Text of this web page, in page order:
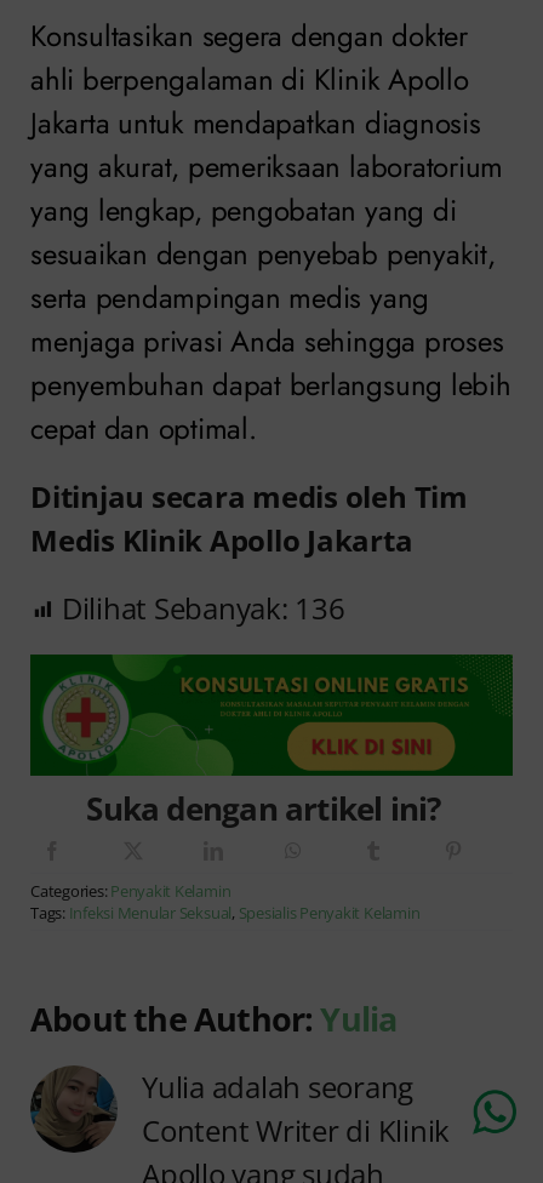
Konsultasikan segera dengan dokter
ahli berpengalaman di Klinik Apollo
Jakarta untuk mendapatkan diagnosis
yang akurat, pemeriksaan laboratorium
yang lengkap, pengobatan yang di
sesuaikan dengan penyebab penyakit,
serta pendampingan medis yang
menjaga privasi Anda sehingga proses
penyembuhan dapat berlangsung lebih
cepat dan optimal.
Ditinjau secara medis oleh Tim
Medis Klinik Apollo Jakarta
Dilihat Sebanyak: 136
Suka dengan artikel ini?
Categories: Penyakit Kelamin
Tags: Infeksi Menular Seksual, Spesialis Penyakit Kelamin
About the Author:Yulia
Yulia adalah seorang
Content Writer di Klinik
Apollo yang sudah